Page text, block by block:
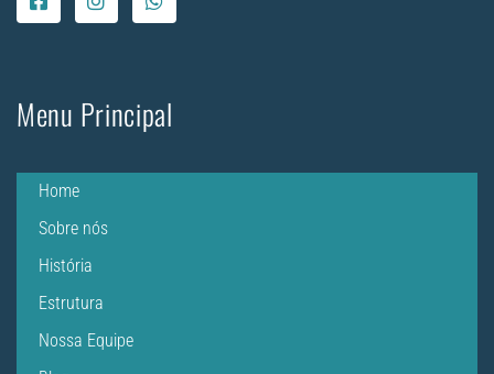
Menu Principal
Home
Sobre nós
História
Estrutura
Nossa Equipe